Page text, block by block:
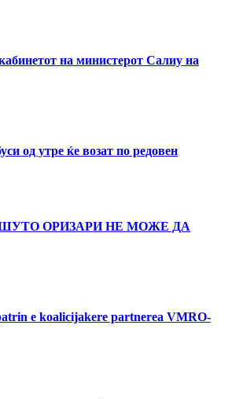
на министерот Салиу на
од утре ќе возат по редовен
ОРИЗАРИ НЕ МОЖЕ ДА
e koalicijakere partnerea VMRO-